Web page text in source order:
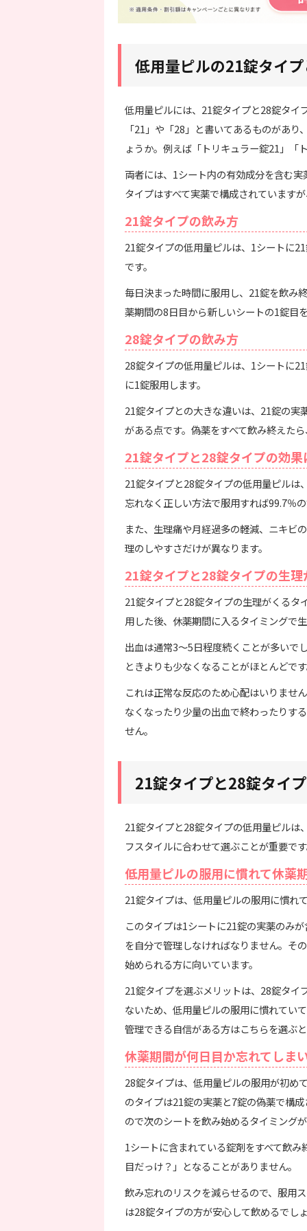
低用量ピルの21錠タイ
低用量ピルには、21錠タイプと28錠タイ
「21」や「28」と書いてあるものがあ
ょうか。例えば「トリキュラー錠21」「
両者には、1シート内の有効成分を含む
タイプはすべて実薬で構成されています
21錠タイプの飲み方
21錠タイプの低用量ピルは、1シートに
です。
毎日決まった時間に服用し、21錠を飲み
薬期間の8日目から新しいシートの1錠目
28錠タイプの飲み方
28錠タイプの低用量ピルは、1シートに
に1錠服用します。
21錠タイプとの大きな違いは、21錠の実
がある点です。偽薬をすべて飲み終えた
21錠タイプと28錠タイプの効果
21錠タイプと28錠タイプの低用量ピルは
忘れなく正しい方法で服用すれば99.7％
また、生理痛や月経過多の軽減、ニキビ
理のしやすさだけが異なります。
21錠タイプと28錠タイプの生
21錠タイプと28錠タイプの生理がくるタ
用した後、休薬期間に入るタイミングで
出血は通常3～5日程度続くことが多いで
ときよりも少なくなることがほとんどで
これは正常な反応のため心配はいりませ
なくなったり少量の出血で終わったりす
せん。
21錠タイプと28錠タイ
21錠タイプと28錠タイプの低用量ピルは
フスタイルに合わせて選ぶことが重要で
低用量ピルの服用に慣れて休薬
21錠タイプは、低用量ピルの服用に慣れ
このタイプは1シートに21錠の実薬のみ
を自分で管理しなければなりません。そ
始められる方に向いています。
21錠タイプを選ぶメリットは、28錠タイ
ないため、低用量ピルの服用に慣れてい
管理できる自信がある方はこちらを選ぶ
休薬期間が何日目か忘れてしま
28錠タイプは、低用量ピルの服用が初め
のタイプは21錠の実薬と7錠の偽薬で構
ので次のシートを飲み始めるタイミング
1シートに含まれている錠剤をすべて飲
目だっけ？」となることがありません。
飲み忘れのリスクを減らせるので、服用
は28錠タイプの方が安心して飲めるでし